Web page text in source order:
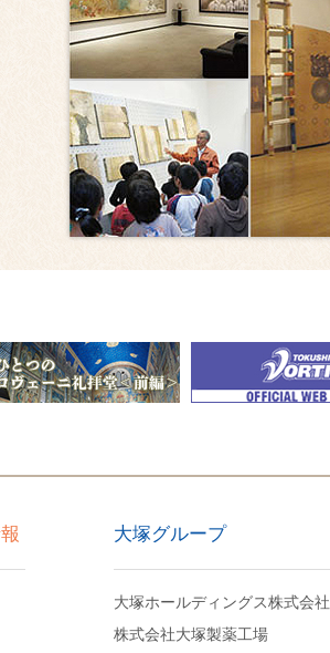
大塚グループ
大塚ホールディングス株式会社
株式会社大塚製薬工場